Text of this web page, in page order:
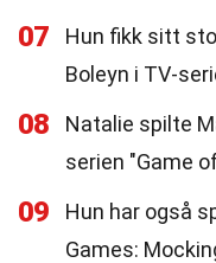
07
Hun fikk sitt
Boleyn i TV-
08
Natalie spilte
serien "Game
09
Hun har også
Games: